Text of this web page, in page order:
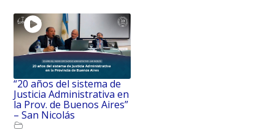
“20 años del sistema de
Justicia Administrativa en
la Prov. de Buenos Aires”
– San Nicolás